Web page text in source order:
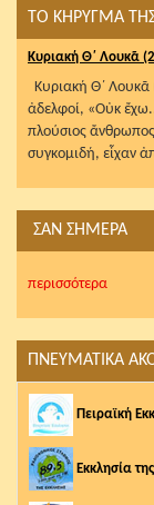
ΤΟ ΚΗΡΥΓΜΑ
Κυριακή Θ΄ Λουκᾶ
Κυριακή Θ΄ Λουκᾶ
ἀδελφοί, «Οὐκ
πλούσιος
συγκομιδή, εἶχαν
ΣΑΝ ΣΗΜΕΡΑ
περισσότερα
ΠΝΕΥΜΑΤΙΚΑ
Πειραϊκή
Εκκλησία